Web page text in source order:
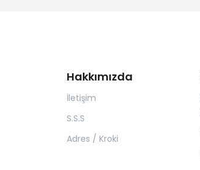
Hakkımızda
İletişim
S.S.S
Adres / Kroki